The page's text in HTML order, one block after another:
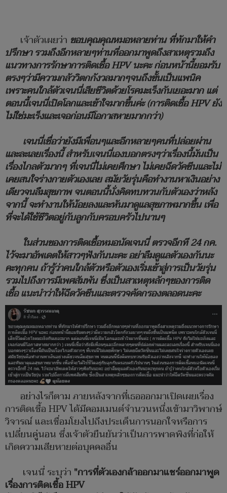
เจ้าตัวเผยว่า ขอบคุณคุณหมอหลายท่าน ที่ทักมาให้คำ
ปรึกษา รวมถึงอีกหลายๆท่านที่ออกมาพูดถึงสาเหตุรวมถึง
แนวทางการรักษาการติดเชื้อ HPV นะคะ ก่อนหน้านี้ยอมรับ
ตรงๆว่ามีความกลัววิตกกังวลมากๆจนถึงขั้นเป็นแพนิค
เพราะคนใกล้ตัวเจนนี่เสียชีวิตด้วยโรคมะเร็งกันเยอะมาก แต่
ตอนนี้เจนนี่เปิดโลกและเข้าใจมากขึ้นค่ะ (การติดเชื้อ HPV ยัง
ไม่ใช่มะเร็งและเจอก่อนมีโอกาสหายมากกว่า)
เจนนี่เชื่อว่ายังมีเพื่อนๆและอีกหลายๆคนที่ปล่อยผ่าน
และละเลยเรื่องนี้ สำหรับเจนนี่เองบอกตรงๆว่าเรื่องนี้มันเป็น
เรื่องไกลตัวมากๆ ที่เจนนี่ไม่เคยศึกษา ไม่เคยฉีดวัคซีนและไม่
เคยสนใจร่างกายตัวเองเลย สมัยวัยรุ่นคือทำงานหาเงินอย่าง
เดียวจนลืมสุขภาพ จนตอนนี้นั่งคิดทบทวนกับตัวเองว่าหลัง
จากนี้ จะทำงานให้น้อยลงและหันมาดูแลสุขภาพมากขึ้น เพื่อ
ที่จะได้ใช้ชีวิตอยู่กับลูกกับครอบครัวไปนานๆ
ในส่วนของการติดเชื้อหมอนัดเจนนี่ ตรวจอีกที 24 กค.
ไว้จะมาอัพเดตให้สาวๆฟังกันนะคะ อย่าลืมดูแลตัวเองกันนะ
คะทุกคน ถ้ารู้ว่าคนใกล้ตัวหรือตัวเองเริ่มเข้าสู่การเป็นวัยรุ่น
รวมไปถึงการมีเพศสัมพัน ซึ่งเป็นสาเหตุหลักๆของการติด
เชื้อ แนะนำว่าให้ฉีดวัคซีนและตรวจคัดกรองตลอดนะคะ
อย่างไรก็ตาม ภายหลังจากที่เธอออกมาเปิดเผยเรื่อง
การติดเชื้อ HPV ได้มีคอมเมนต์จำนวนหนึ่งเข้ามาวิพากษ์
วิจารณ์ และเชื่อมโยงไปถึงประเด็นการนอกใจหรือการ
เปลี่ยนคู่นอน ซึ่งเจ้าตัวยืนยันว่าเป็นการพาดพิงที่ก่อให้
เกิดความเสียหายต่อบุคคลอื่น
เจนนี่ ระบุว่า "การที่ตัวเองกล้าออกมาแชร์ออกมาพูด
เรื่องการติดเชื้อ HPV